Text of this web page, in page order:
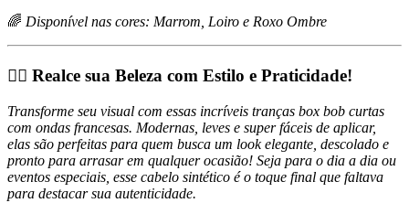
🌈 Disponível nas cores: Marrom, Loiro e Roxo Ombre
💁‍♀️ Realce sua Beleza com Estilo e Praticidade!
Transforme seu visual com essas incríveis tranças box bob curtas
com ondas francesas. Modernas, leves e super fáceis de aplicar,
elas são perfeitas para quem busca um look elegante, descolado e
pronto para arrasar em qualquer ocasião! Seja para o dia a dia ou
eventos especiais, esse cabelo sintético é o toque final que faltava
para destacar sua autenticidade.